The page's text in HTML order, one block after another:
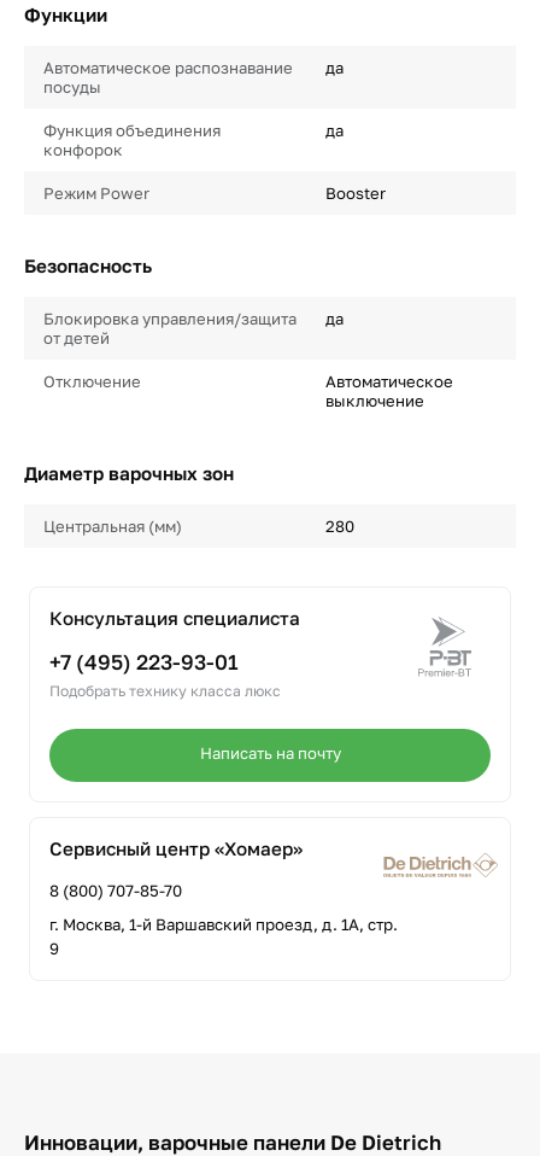
Функции
Автоматическое распознавание
посуды
да
Функция объединения
конфорок
да
Режим Power Booster
Безопасность
Блокировка управления/защита
от детей
да
Отключение
Автоматическое
выключение
Диаметр варочных зон
Центральная (мм) 280
Консультация специалиста
+7 (495) 223-93-01
Подобрать технику класса люкс
Написать на почту
Сервисный центр «Хомаер»
8 (800) 707-85-70
г. Москва, 1-й Варшавский проезд, д. 1А, стр.
9
Инновации, варочные панели De Dietrich